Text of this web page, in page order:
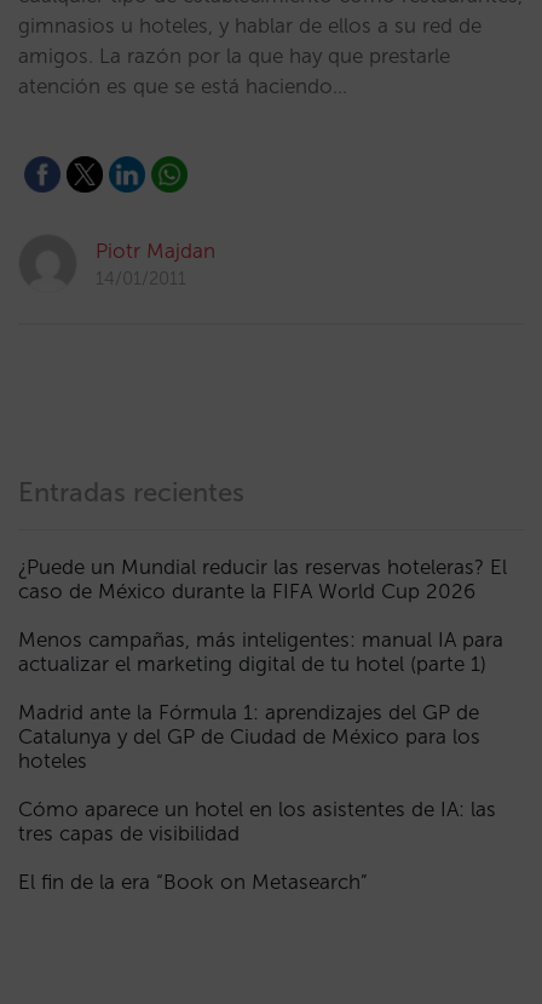
gimnasios u hoteles, y hablar de ellos a su red de
amigos. La razón por la que hay que prestarle
atención es que se está haciendo…
Piotr Majdan
14/01/2011
Entradas recientes
¿Puede un Mundial reducir las reservas hoteleras? El
caso de México durante la FIFA World Cup 2026
Menos campañas, más inteligentes: manual IA para
actualizar el marketing digital de tu hotel (parte 1)
Madrid ante la Fórmula 1: aprendizajes del GP de
Catalunya y del GP de Ciudad de México para los
hoteles
Cómo aparece un hotel en los asistentes de IA: las
tres capas de visibilidad
El fin de la era “Book on Metasearch”